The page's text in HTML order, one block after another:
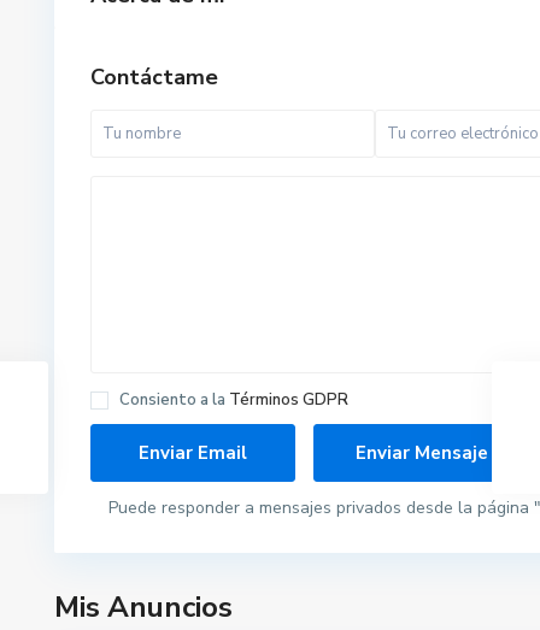
Contáctame
Consiento a la Términos GDPR
Puede responder a mensajes privados desde la
Mis Anuncios
S
A
l